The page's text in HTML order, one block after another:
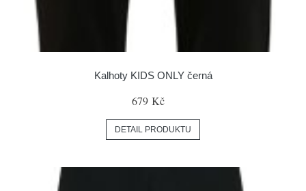
Kalhoty KIDS ONLY černá
679 Kč
DETAIL PRODUKTU